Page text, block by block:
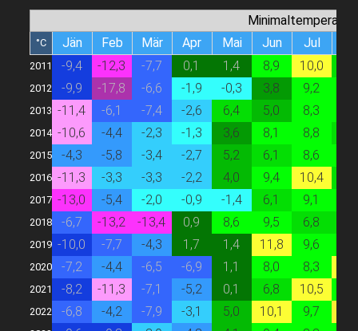
Minimaltemperatur
°C Jän Feb Mär Apr Mai Jun Jul
2011 -9,4 -12,3 -7,7 0,1 1,4 8,9 10,0
2012 -9,9 -17,8 -6,6 -1,9 -0,3 3,8 9,2
2013 -11,4 -6,1 -7,4 -2,6 6,4 5,0 8,3
2014 -10,6 -4,4 -2,3 -1,3 3,6 8,1 8,8
2015 -4,3 -5,8 -3,4 -2,7 5,2 6,1 8,6
2016 -11,3 -3,3 -3,3 -2,2 4,0 9,4 10,4
2017 -13,0 -5,4 -2,0 -0,9 -1,4 6,1 9,1
2018 -6,7 -13,2 -13,4 0,9 8,6 9,5 6,8
2019 -10,0 -7,7 -4,3 1,7 1,4 11,8 9,6
2020 -7,2 -4,4 -6,5 -6,9 1,1 8,0 8,3
2021 -8,2 -11,3 -7,1 -5,2 0,1 6,8 10,5
2022 -6,8 -4,2 -7,9 -3,1 5,0 10,1 9,7